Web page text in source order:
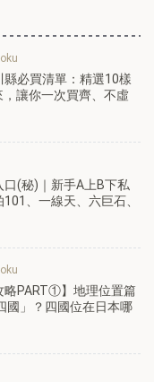
縣必買清單：精選10樣
讓你一次買齊、不虛
(秘)｜新手A上B下私
、一線天、六巨石、
略PART①】地理位置篇
國」？四國位在日本哪